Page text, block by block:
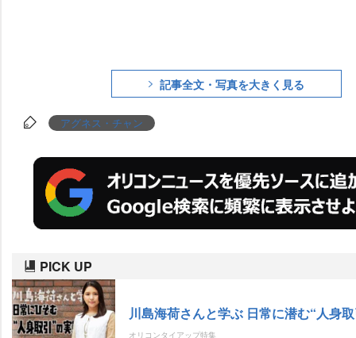
記事全文・写真を大きく見る
アグネス・チャン
PICK UP
川島海荷さんと学ぶ 日常に潜む“人身
オリコンタイアップ特集